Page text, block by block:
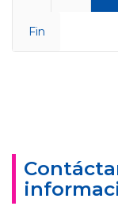
Fin